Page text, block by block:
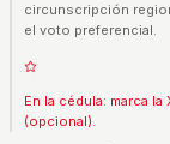
circunscripción
el voto preferencial.
En la cédula: marca
(opcional).